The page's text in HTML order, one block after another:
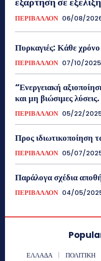
ΠΕΡΙΒΑΛΛΟΝ 06/08/
Πυρκαγιές: Κάθε χρόνο
ΠΕΡΙΒΑΛΛΟΝ 07/10/2025
“Ενεργειακή
και μη βιώσιμες λύσεις.
ΠΕΡΙΒΑΛΛΟΝ 05/22/
Προς ιδιωτικοποίηση
ΠΕΡΙΒΑΛΛΟΝ 05/07/
Παράλογα σχέδια
ΠΕΡΙΒΑΛΛΟΝ 04/05/
ΕΛΛΑΔΑ ΠΟΛΙΤΙΚΗ